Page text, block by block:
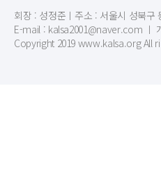
회장 : 성정준ㅣ주소 : 서울시 성북구
E-mail : kalsa2001@naver.com ㅣ
Copyright 2019 www.kalsa.org All